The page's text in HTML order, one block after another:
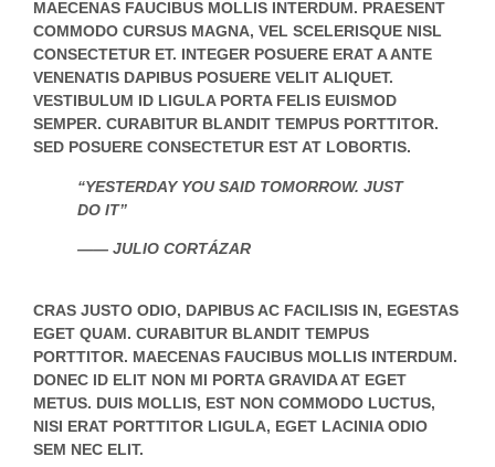
MAECENAS FAUCIBUS MOLLIS INTERDUM. PRAESENT
COMMODO CURSUS MAGNA, VEL SCELERISQUE NISL
CONSECTETUR ET. INTEGER POSUERE ERAT A ANTE
VENENATIS DAPIBUS POSUERE VELIT ALIQUET.
VESTIBULUM ID LIGULA PORTA FELIS EUISMOD
SEMPER. CURABITUR BLANDIT TEMPUS PORTTITOR.
SED POSUERE CONSECTETUR EST AT LOBORTIS.
“YESTERDAY YOU SAID TOMORROW. JUST
DO IT”
—— JULIO CORTÁZAR
CRAS JUSTO ODIO, DAPIBUS AC FACILISIS IN, EGESTAS
EGET QUAM. CURABITUR BLANDIT TEMPUS
PORTTITOR. MAECENAS FAUCIBUS MOLLIS INTERDUM.
DONEC ID ELIT NON MI PORTA GRAVIDA AT EGET
METUS. DUIS MOLLIS, EST NON COMMODO LUCTUS,
NISI ERAT PORTTITOR LIGULA, EGET LACINIA ODIO
SEM NEC ELIT.